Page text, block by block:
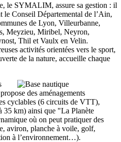
le SYMALIM, assure sa gestion : il
le Conseil Départemental de l’Ain,
de Lyon, Villeurbanne,
Meyzieu, Miribel, Neyron,
Thil et Vaulx en Velin.
activités orientées vers le sport,
de la nature, accueille chaque
des aménagements
cyclables (6 circuits de VTT),
35 km) ainsi que "La Planète
où on peut pratiquer des
aviron, planche à voile, golf,
à l’environnement…).